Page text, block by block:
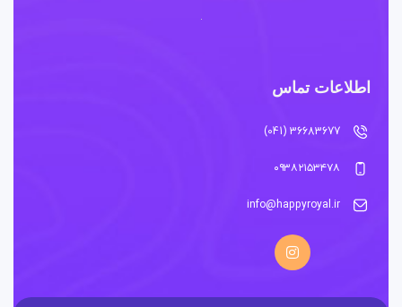
اطلاعات تماس
36683677 (041)
۰۹۳۸۲۱۵۳۴۷۸
info@happyroyal.ir